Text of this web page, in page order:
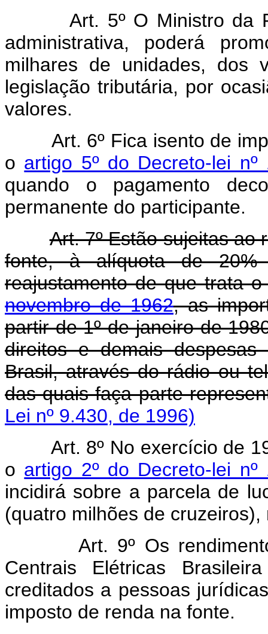
Art. 5º O Ministro da
administrativa, poderá
milhares de unidades, dos
legislação tributária, por
valores.
Art. 6º Fica isento de
o artigo 5º do Decreto-lei
quando o pagamento
permanente do participante.
Art. 7º Estão sujeitas ao
fonte, à alíquota de 20%
reajustamento de que trata
novembro de 1962, as
partir de 1º de janeiro de
direitos e demais
Brasil, através do rádio ou
das quais faça parte
Lei nº 9.430, de 1996)
Art. 8º No exercício de
o artigo 2º do Decreto-lei
incidirá sobre a parcela de
(quatro milhões de
Art. 9º Os rendimentos
Centrais Elétricas
creditados a pessoas
imposto de renda na fonte.